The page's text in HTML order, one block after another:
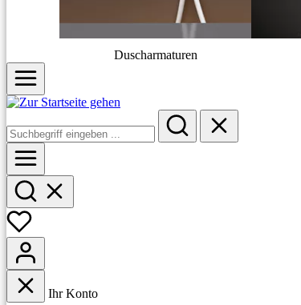
Duscharmaturen
Ihr Konto